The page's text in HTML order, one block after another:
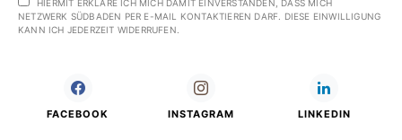
HIERMIT ERKLÄRE ICH MICH DAMIT EINVERSTANDEN, DASS MICH
NETZWERK SÜDBADEN PER E-MAIL KONTAKTIEREN DARF. DIESE EINWILLIGUNG
KANN ICH JEDERZEIT WIDERRUFEN.
FACEBOOK INSTAGRAM LINKEDIN